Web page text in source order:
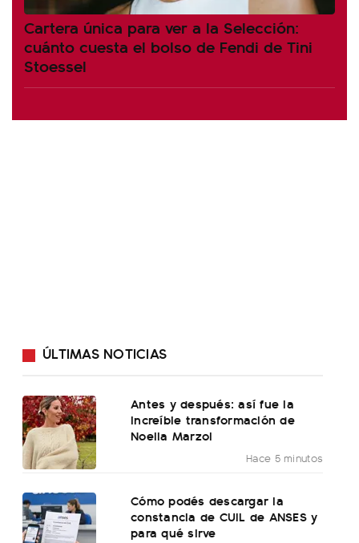
Cartera única para ver a la Selección:
cuánto cuesta el bolso de Fendi de Tini
Stoessel
ÚLTIMAS NOTICIAS
Antes y después: así fue la
increíble transformación de
Noelia Marzol
Hace 5 minutos
Cómo podés descargar la
constancia de CUIL de ANSES y
para qué sirve